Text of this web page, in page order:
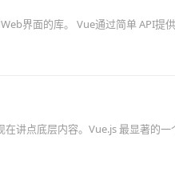
界面的库。 Vue通过简单 API提
在讲点底层内容。Vue.js 最显著